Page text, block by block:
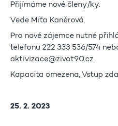
Přijímáme nové členy/ky.
Vede Míťa Kaněrová.
Pro nové zájemce nutné
telefonu 222 333 536/574
aktivizace@zivot90.cz.
Kapacita omezena, Vstup
25. 2. 2023